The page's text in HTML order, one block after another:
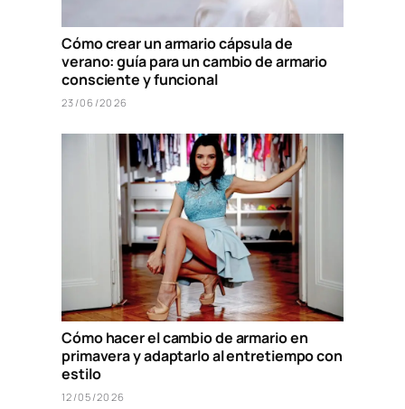
Cómo crear un armario cápsula de
verano: guía para un cambio de armario
consciente y funcional
23/06/2026
Cómo hacer el cambio de armario en
primavera y adaptarlo al entretiempo con
estilo
12/05/2026